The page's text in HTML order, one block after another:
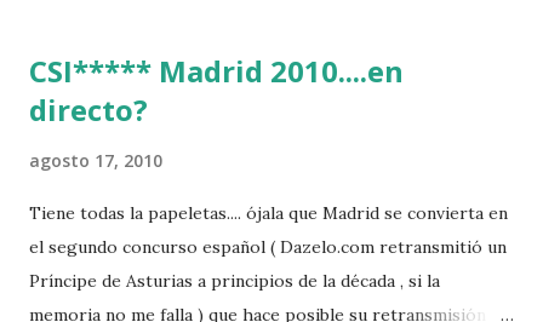
CSI***** Madrid 2010....en
directo?
agosto 17, 2010
Tiene todas la papeletas.... ójala que Madrid se convierta en
el segundo concurso español ( Dazelo.com retransmitió un
Príncipe de Asturias a principios de la década , si la
memoria no me falla ) que hace posible su retransmisión via